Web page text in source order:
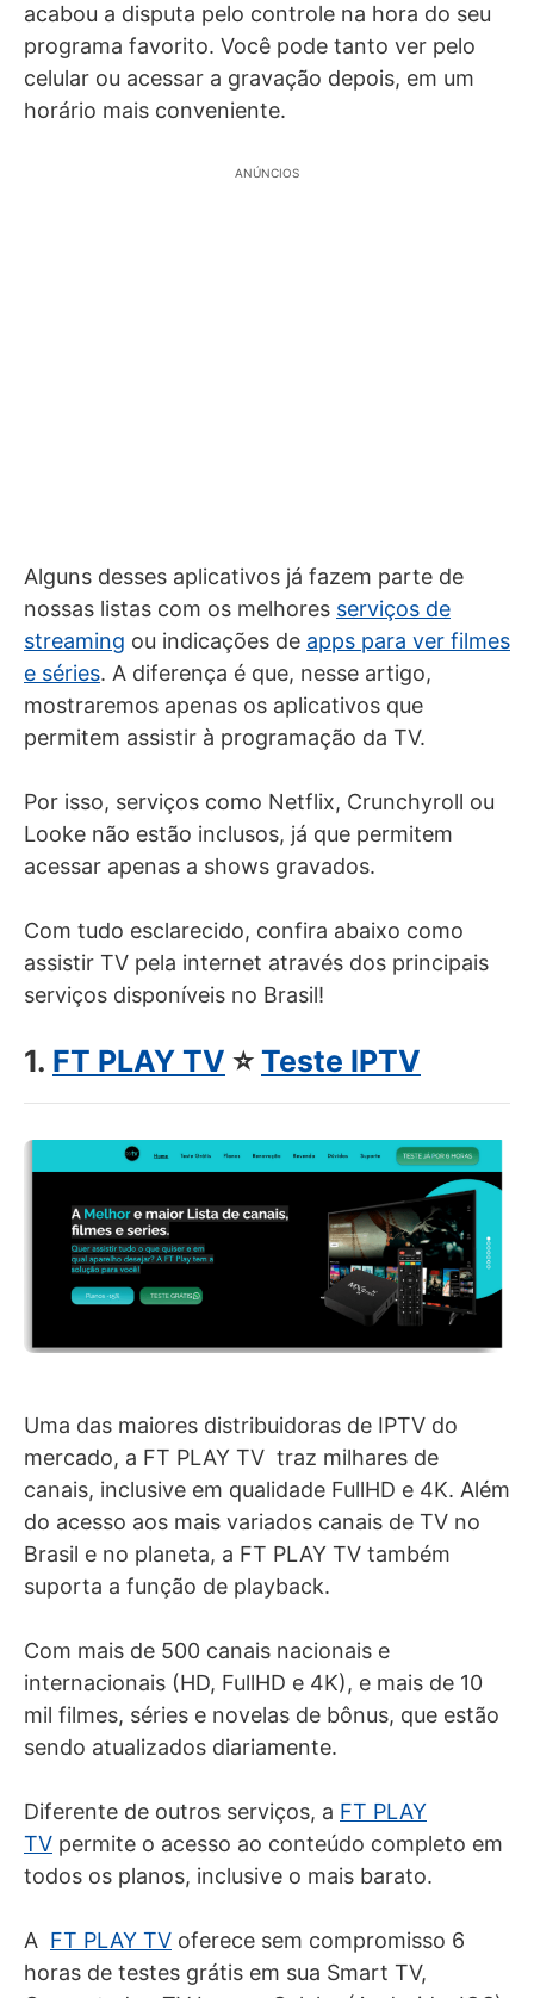
acabou a disputa pelo controle na hora do seu
programa favorito. Você pode tanto ver pelo
celular ou acessar a gravação depois, em um
horário mais conveniente.
ANÚNCIOS
Alguns desses aplicativos já fazem parte de
nossas listas com os melhores serviços de
streaming ou indicações de apps para ver filmes
e séries. A diferença é que, nesse artigo,
mostraremos apenas os aplicativos que
permitem assistir à programação da TV.
Por isso, serviços como Netflix, Crunchyroll ou
Looke não estão inclusos, já que permitem
acessar apenas a shows gravados.
Com tudo esclarecido, confira abaixo como
assistir TV pela internet através dos principais
serviços disponíveis no Brasil!
1. FT PLAY TV ⭐ Teste IPTV
Uma das maiores distribuidoras de IPTV do
mercado, a FT PLAY TV traz milhares de
canais, inclusive em qualidade FullHD e 4K. Além
do acesso aos mais variados canais de TV no
Brasil e no planeta, a FT PLAY TV também
suporta a função de playback.
Com mais de 500 canais nacionais e
internacionais (HD, FullHD e 4K), e mais de 10
mil filmes, séries e novelas de bônus, que estão
sendo atualizados diariamente.
Diferente de outros serviços, a FT PLAY
TV permite o acesso ao conteúdo completo em
todos os planos, inclusive o mais barato.
A FT PLAY TV oferece sem compromisso 6
horas de testes grátis em sua Smart TV,